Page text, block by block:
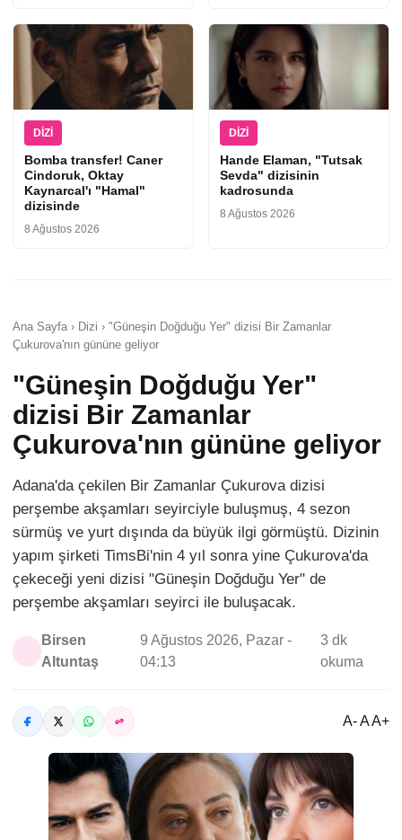
DIZI
Bomba transfer! Caner
Cindoruk, Oktay
Kaynarcal'ı "Hamal"
dizisinde
8 Ağustos 2026
DIZI
Hande Elaman, "Tutsak
Sevda" dizisinin
kadrosunda
8 Ağustos 2026
Ana Sayfa › Dizi › "Güneşin Doğduğu Yer" dizisi Bir Zamanlar
Çukurova'nın gününe geliyor
"Güneşin Doğduğu Yer"
dizisi Bir Zamanlar
Çukurova'nın gününe geliyor
Adana'da çekilen Bir Zamanlar Çukurova dizisi
perşembe akşamları seyirciyle buluşmuş, 4 sezon
sürmüş ve yurt dışında da büyük ilgi görmüştü. Dizinin
yapım şirketi TimsBi'nin 4 yıl sonra yine Çukurova'da
çekeceği yeni dizisi "Güneşin Doğduğu Yer" de
perşembe akşamları seyirci ile buluşacak.
Birsen
Altuntaş
9 Ağustos 2026, Pazar -
04:13
3 dk
okuma
A- A A+